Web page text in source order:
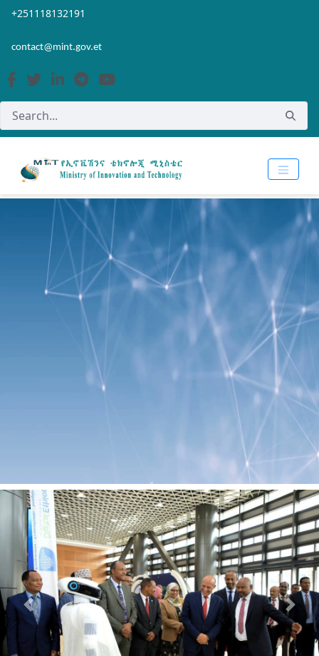
Skip to Main Content
Open Accessibility Menu
+251118132191
contact@mint.gov.et
Previous Next